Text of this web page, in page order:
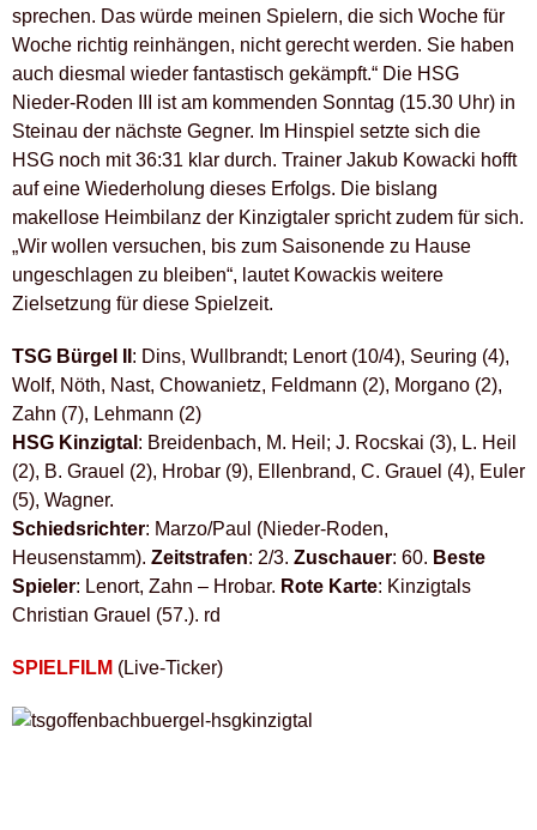
sprechen. Das würde meinen Spielern, die sich Woche für
Woche richtig reinhängen, nicht gerecht werden. Sie haben
auch diesmal wieder fantastisch gekämpft.“ Die HSG
Nieder-Roden III ist am kommenden Sonntag (15.30 Uhr) in
Steinau der nächste Gegner. Im Hinspiel setzte sich die
HSG noch mit 36:31 klar durch. Trainer Jakub Kowacki hofft
auf eine Wiederholung dieses Erfolgs. Die bislang
makellose Heimbilanz der Kinzigtaler spricht zudem für sich.
„Wir wollen versuchen, bis zum Saisonende zu Hause
ungeschlagen zu bleiben“, lautet Kowackis weitere
Zielsetzung für diese Spielzeit.
TSG Bürgel II : Dins, Wullbrandt; Lenort (10/4), Seuring (4),
Wolf, Nöth, Nast, Chowanietz, Feldmann (2), Morgano (2),
Zahn (7), Lehmann (2)
HSG Kinzigtal : Breidenbach, M. Heil; J. Rocskai (3), L. Heil
(2), B. Grauel (2), Hrobar (9), Ellenbrand, C. Grauel (4), Euler
(5), Wagner.
Schiedsrichter: Marzo/Paul (Nieder-Roden,
Heusenstamm). Zeitstrafen: 2/3. Zuschauer: 60. Beste
Spieler: Lenort, Zahn – Hrobar. Rote Karte: Kinzigtals
Christian Grauel (57.). rd
SPIELFILM (Live-Ticker)